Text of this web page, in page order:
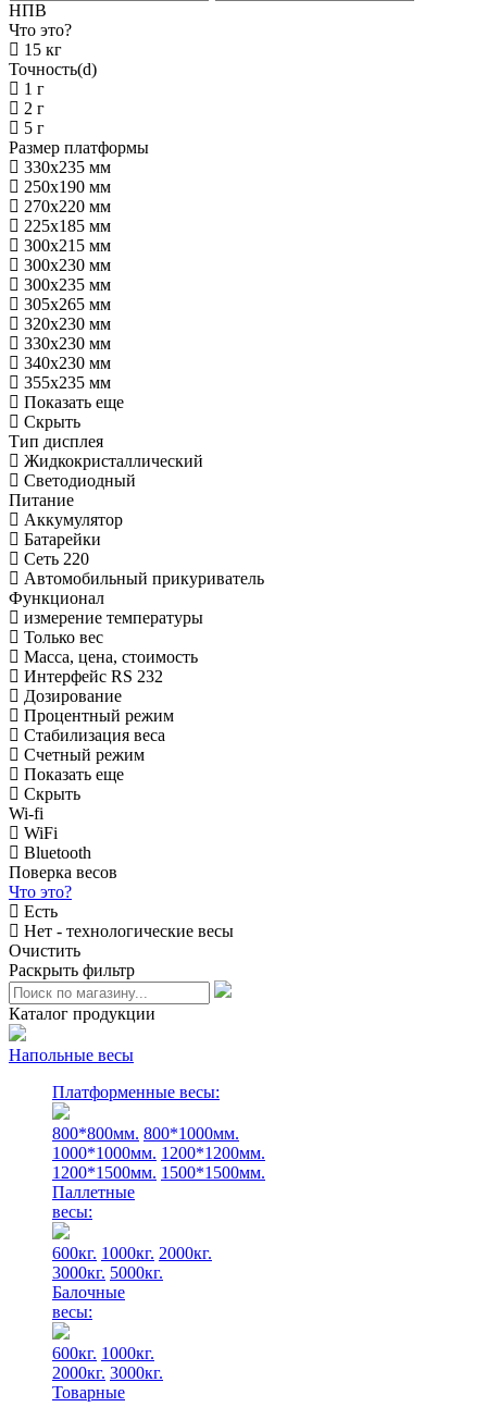
НПВ
Что это?
15 кг
Точность(d)
1 г
2 г
5 г
Размер платформы
330х235 мм
250х190 мм
270х220 мм
225х185 мм
300х215 мм
300х230 мм
300х235 мм
305х265 мм
320х230 мм
330х230 мм
340х230 мм
355х235 мм
Показать еще
Скрыть
Тип дисплея
Жидкокристаллический
Светодиодный
Питание
Аккумулятор
Батарейки
Сеть 220
Автомобильный прикуриватель
Функционал
измерение температуры
Только вес
Масса, цена, стоимость
Интерфейс RS 232
Дозирование
Процентный режим
Стабилизация веса
Счетный режим
Показать еще
Скрыть
Wi-fi
WiFi
Bluetooth
Поверка весов
Что это?
Есть
Нет - технологические весы
Очистить
Раскрыть фильтр
Каталог продукции
Напольные весы
Платформенные весы:
800*800мм. 800*1000мм.
1000*1000мм. 1200*1200мм.
1200*1500мм. 1500*1500мм.
Паллетные
весы:
600кг. 1000кг. 2000кг.
3000кг. 5000кг.
Балочные
весы:
600кг. 1000кг.
2000кг. 3000кг.
Товарные